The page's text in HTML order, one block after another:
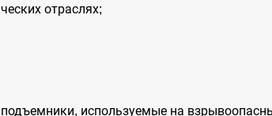
отраслях;
используемые на